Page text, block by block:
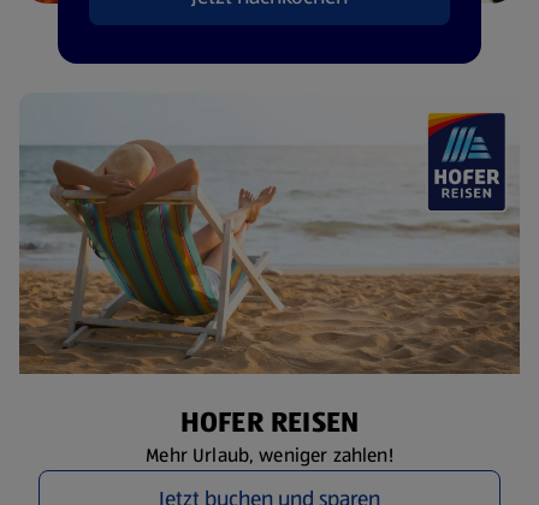
HOFER REISEN
Mehr Urlaub, weniger zahlen!